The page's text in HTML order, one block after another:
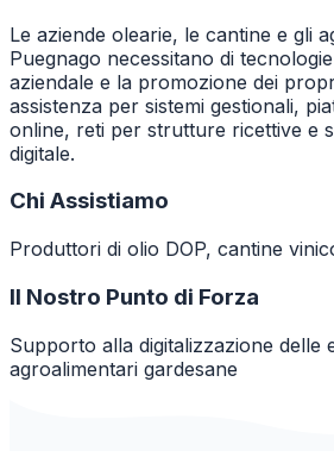
Le aziende olearie, le cantine e gli
Puegnago necessitano di
aziendale e la promozione dei
assistenza per sistemi gestionali,
online, reti per strutture ricettive e
digitale.
Chi Assistiamo
Produttori di olio DOP, cantine
Il Nostro Punto di Forza
Supporto alla digitalizzazione delle
agroalimentari gardesane